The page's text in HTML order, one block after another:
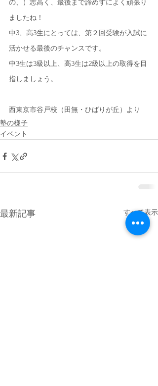
の、）志高く、最後まで諦めずによく頑張り
ましたね！
中3、高3生にとっては、第２回受験が入試に
活かせる最後のチャンスです。
中3生は3級以上、高3生は2級以上の取得を目
指しましょう。
西東京市谷戸校（田無・ひばりが丘）より
塾の様子
イベント
最新記事 すべて表示